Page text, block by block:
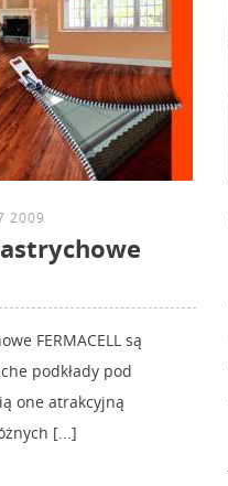
2009
FERMACELL są
podkłady pod
one atrakcyjną
[...]